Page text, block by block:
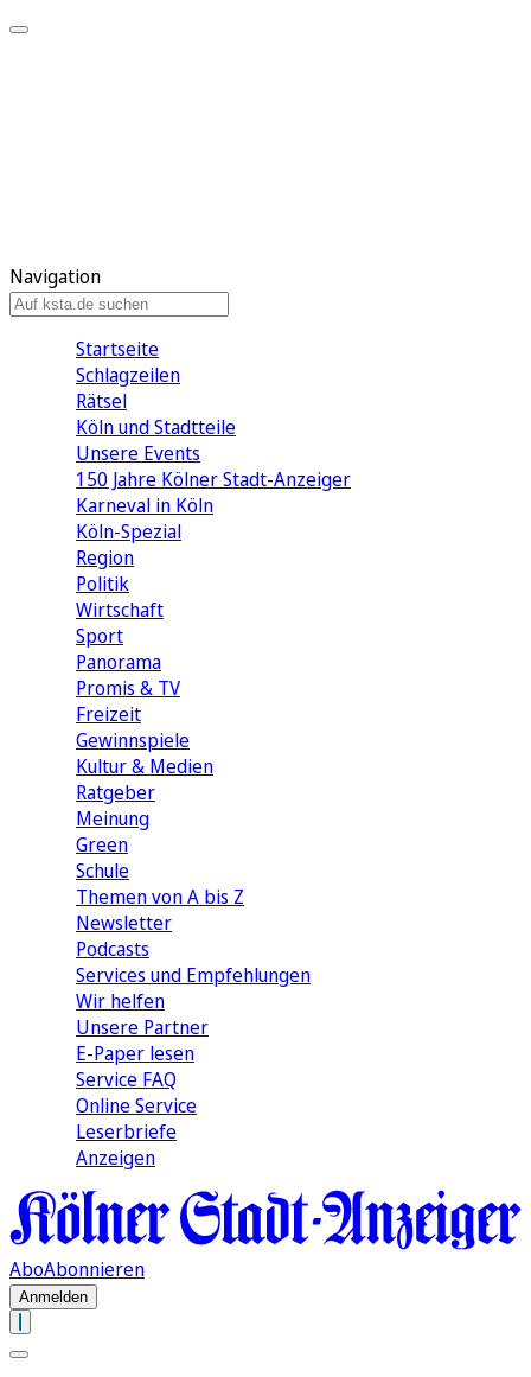
Navigation
Startseite
Schlagzeilen
Rätsel
Köln und Stadtteile
Unsere Events
150 Jahre Kölner Stadt-Anzeiger
Karneval in Köln
Köln-Spezial
Region
Politik
Wirtschaft
Sport
Panorama
Promis & TV
Freizeit
Gewinnspiele
Kultur & Medien
Ratgeber
Meinung
Green
Schule
Themen von A bis Z
Newsletter
Podcasts
Services und Empfehlungen
Wir helfen
Unsere Partner
E-Paper lesen
Service FAQ
Online Service
Leserbriefe
Anzeigen
AboAbonnieren
Anmelden